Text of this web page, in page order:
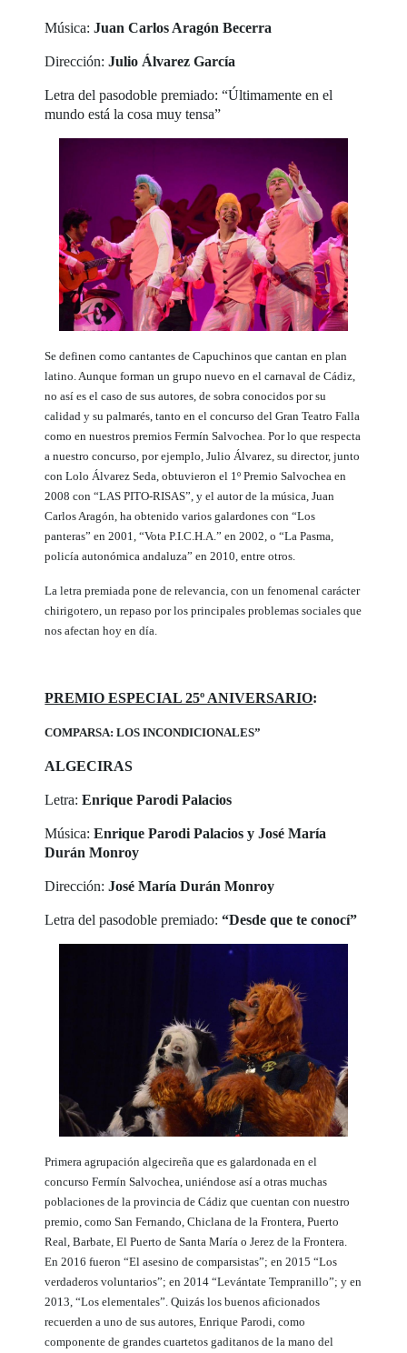
Música:Juan Carlos Aragón Becerra
Dirección:Julio Álvarez García
Letra del pasodoble premiado: “Últimamente en el
mundo está la cosa muy tensa”
Se definen como cantantes de Capuchinos que cantan en plan
latino. Aunque forman un grupo nuevo en el carnaval de Cádiz,
no así es el caso de sus autores, de sobra conocidos por su
calidad y su palmarés, tanto en el concurso del Gran Teatro Falla
como en nuestros premios Fermín Salvochea. Por lo que respecta
a nuestro concurso, por ejemplo, Julio Álvarez, su director, junto
con Lolo Álvarez Seda, obtuvieron el 1º Premio Salvochea en
2008 con “LAS PITO-RISAS”, y el autor de la música, Juan
Carlos Aragón, ha obtenido varios galardones con “Los
panteras” en 2001, “Vota P.I.C.H.A.” en 2002, o “La Pasma,
policía autonómica andaluza” en 2010, entre otros.
La letra premiada pone de relevancia, con un fenomenal carácter
chirigotero, un repaso por los principales problemas sociales que
nos afectan hoy en día.
PREMIO ESPECIAL 25º ANIVERSARIO:
COMPARSA: LOS INCONDICIONALES”
ALGECIRAS
Letra:Enrique Parodi Palacios
Música:Enrique Parodi Palacios y José María
Durán Monroy
Dirección:José María Durán Monroy
Letra del pasodoble premiado:“Desde que te conocí”
Primera agrupación algecireña que es galardonada en el
concurso Fermín Salvochea, uniéndose así a otras muchas
poblaciones de la provincia de Cádiz que cuentan con nuestro
premio, como San Fernando, Chiclana de la Frontera, Puerto
Real, Barbate, El Puerto de Santa María o Jerez de la Frontera.
En 2016 fueron “El asesino de comparsistas”; en 2015 “Los
verdaderos voluntarios”; en 2014 “Levántate Tempranillo”; y en
2013, “Los elementales”. Quizás los buenos aficionados
recuerden a uno de sus autores, Enrique Parodi, como
componente de grandes cuartetos gaditanos de la mano del